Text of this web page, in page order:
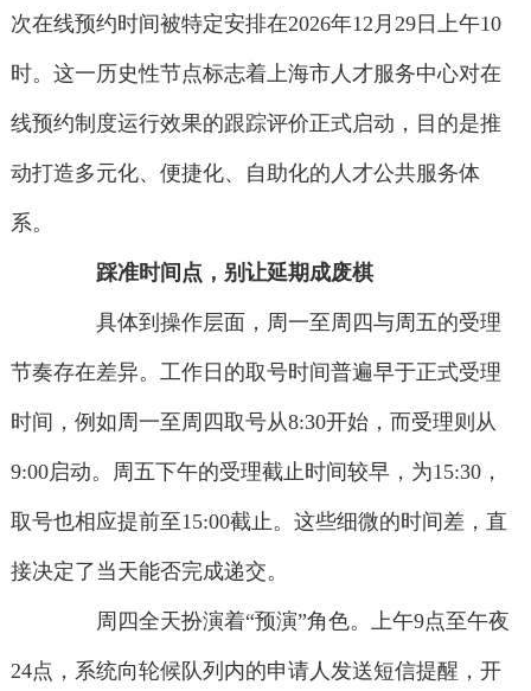
次在线预约时间被特定安排在2026年12月29日上午10
时。这一历史性节点标志着上海市人才服务中心对在
线预约制度运行效果的跟踪评价正式启动，目的是推
动打造多元化、便捷化、自助化的人才公共服务体
系。
踩准时间点，别让延期成废棋
具体到操作层面，周一至周四与周五的受理
节奏存在差异。工作日的取号时间普遍早于正式受理
时间，例如周一至周四取号从8:30开始，而受理则从
9:00启动。周五下午的受理截止时间较早，为15:30，
取号也相应提前至15:00截止。这些细微的时间差，直
接决定了当天能否完成递交。
周四全天扮演着“预演”角色。上午9点至午夜
24点，系统向轮候队列内的申请人发送短信提醒，开